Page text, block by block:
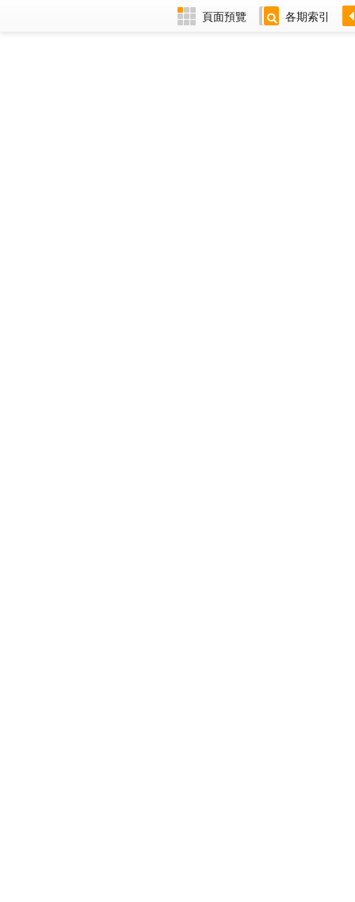
頁面預覽 各期索引